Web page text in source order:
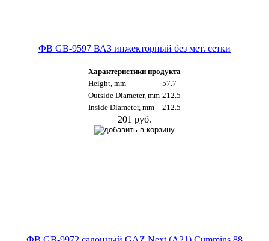
ФВ GB-9597 ВАЗ инжекторный без мет. сетки
Характеристики продукта
Height, mm
57.7
Outside Diameter, mm 212.5
Inside Diameter, mm
212.5
201 руб.